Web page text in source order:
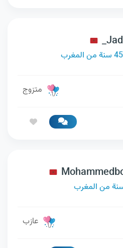
_Jad
45 سنة من المغرب
متزوج
عازب